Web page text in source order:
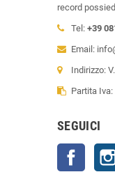
record
Tel: +39
Email:
Indirizzo:
Partita
SEGUICI